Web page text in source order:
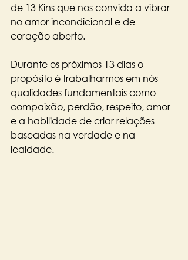
de 13 Kins que nos convida a vibrar
no amor incondicional e de
coração aberto.
Durante os próximos 13 dias o
propósito é trabalharmos em nós
qualidades fundamentais como
compaixão, perdão, respeito, amor
e a habilidade de criar relações
baseadas na verdade e na
lealdade.